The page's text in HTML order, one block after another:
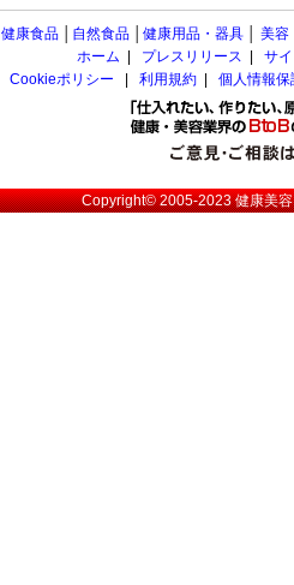
健康食品 自然食品 健康用品・器具 美容
ホーム
プレスリリース
サ
Cookieポリシー
利用規約 個人情報
Copyright© 2005-2023健康美